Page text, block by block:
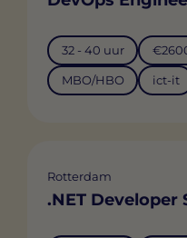
32 - 40 uur
MBO/HBO ict-it
Rotterdam
.NET Developer